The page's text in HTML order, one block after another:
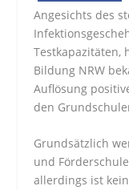
Angesichts des
Testkapazitäten,
Bildung NRW
Auflösung
den
Grundsätzlich
und
allerdings ist